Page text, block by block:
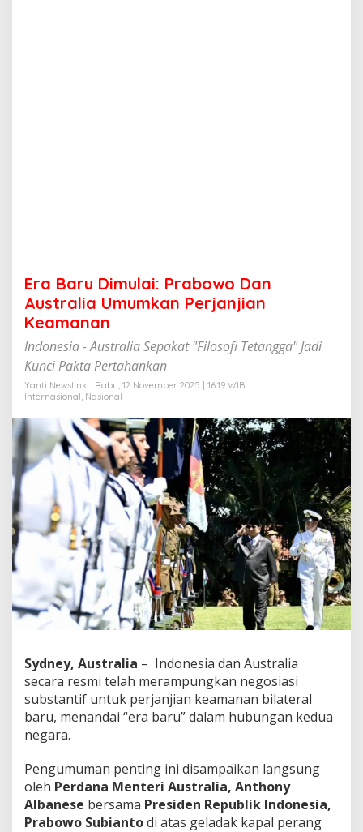
r
a
l
a
U
m
u
a
n
P
e
j
a
n
j
i
a
n
K
e
a
a
n
n
Era Baru Dimulai: Prabowo Dan
Australia Umumkan Perjanjian
Keamanan
Indonesia - Australia Sepakat "Filosofi Tetangga" Jadi
Kunci Pakta Pertahankan
Yanti Newslink
Rabu, 12 November 2025 | 16:19 WIB
Internasional, Nasional
Sydney, Australia – Indonesia dan Australia
secara resmi telah merampungkan negosiasi
substantif untuk perjanjian keamanan bilateral
baru, menandai “era baru” dalam hubungan kedua
negara.
Pengumuman penting ini disampaikan langsung
oleh Perdana Menteri Australia, Anthony
Albanese bersama Presiden Republik Indonesia,
Prabowo Subiantodi atas geladak kapal perang